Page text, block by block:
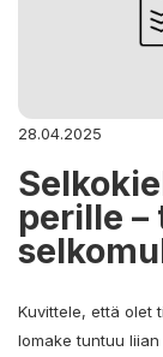
28.04.2025
perille
Kuvittele, että olet
lomake tuntuu